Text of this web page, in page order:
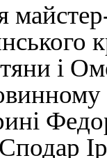
і